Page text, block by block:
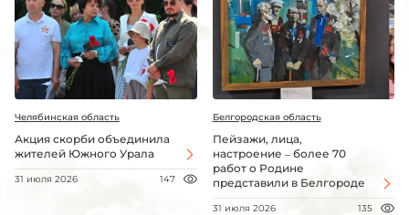
Челябинская область
Акция скорби объединила
жителей Южного Урала
31 июля 2026 147
Белгородская область
Пейзажи, лица,
настроение – более 70
работ о Родине
представили в Белгороде
31 июля 2026 135